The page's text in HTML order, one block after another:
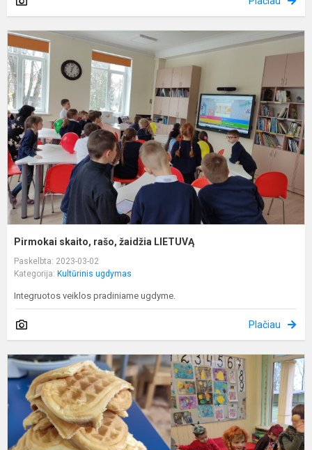
Pirmokai skaito, rašo, žaidžia LIETUVĄ
Paskelbta: 2023-03-02
Kategorija: Kultūrinis ugdymas
Integruotos veiklos pradiniame ugdyme.
Plačiau